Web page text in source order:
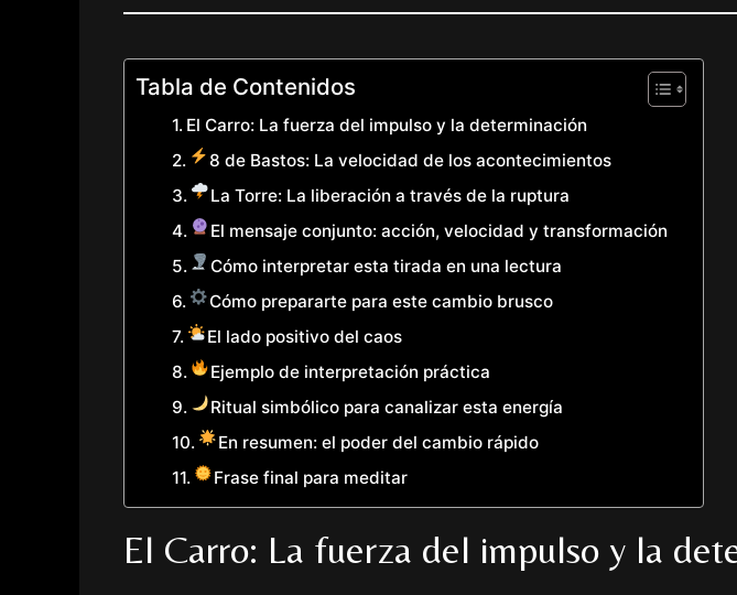
Tabla de Contenidos
El Carro: La fuerza del impulso y la determinación
8 de Bastos: La velocidad de los acontecimientos
La Torre: La liberación a través de la ruptura
El mensaje conjunto: acción, velocidad y transformación
Cómo interpretar esta tirada en una lectura
Cómo prepararte para este cambio brusco
El lado positivo del caos
Ejemplo de interpretación práctica
Ritual simbólico para canalizar esta energía
En resumen: el poder del cambio rápido
Frase final para meditar
El Carro: La fuerza del impulso y la